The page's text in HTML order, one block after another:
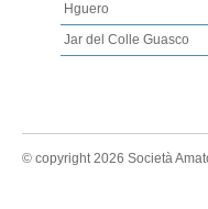
Hguero
Jar del Colle Guasco
© copyright 2026 Società